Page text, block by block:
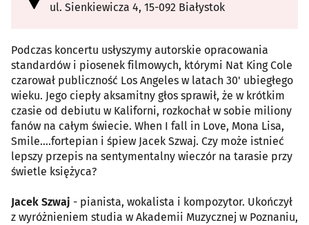
ul. Sienkiewicza 4, 15-092 Białystok
Podczas koncertu usłyszymy autorskie opracowania
standardów i piosenek filmowych, którymi Nat King Cole
czarował publiczność Los Angeles w latach 30' ubiegłego
wieku. Jego ciepły aksamitny głos sprawił, że w krótkim
czasie od debiutu w Kaliforni, rozkochał w sobie miliony
fanów na całym świecie. When I fall in Love, Mona Lisa,
Smile....fortepian i śpiew Jacek Szwaj. Czy może istnieć
lepszy przepis na sentymentalny wieczór na tarasie przy
świetle księżyca?
Jacek Szwaj - pianista, wokalista i kompozytor. Ukończył
z wyróżnieniem studia w Akademii Muzycznej w Poznaniu,